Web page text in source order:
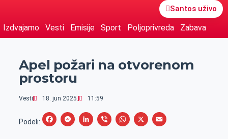
Santos uživo
Izdvajamo Vesti Emisije Sport Poljoprivreda Zabava
Apel požari na otvorenom
prostoru
Vesti 18. jun 2025. 11:59
Podeli:
F
M
L
V
W
X
E